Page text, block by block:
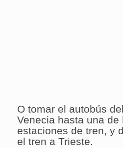
O tomar el autobús
Venecia hasta una de
estaciones de tren, y
el tren a Trieste.